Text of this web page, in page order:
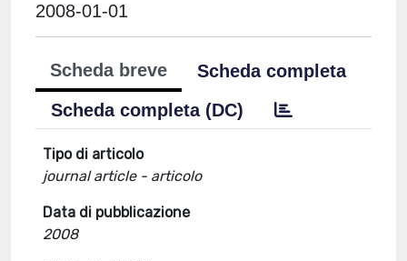
2008-01-01
Scheda breve
Scheda completa
Scheda completa (DC)
Tipo di articolo
journal article - articolo
Data di pubblicazione
2008